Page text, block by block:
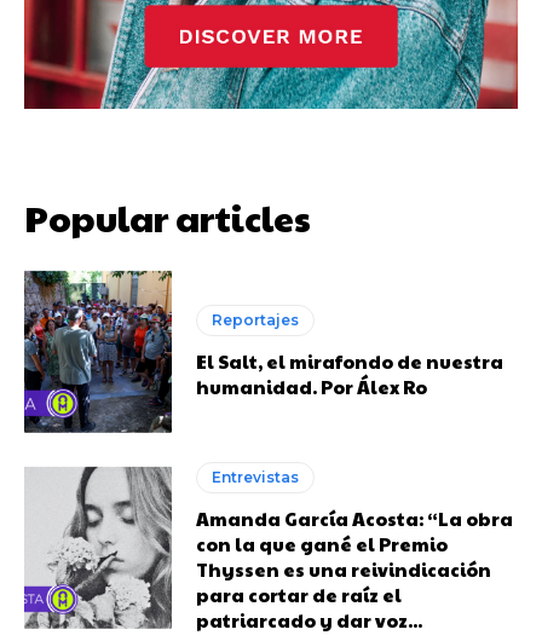
Popular articles
Reportajes
El Salt, el mirafondo de nuestra
humanidad. Por Álex Ro
Entrevistas
Amanda García Acosta: “La obra
con la que gané el Premio
Thyssen es una reivindicación
para cortar de raíz el
patriarcado y dar voz...